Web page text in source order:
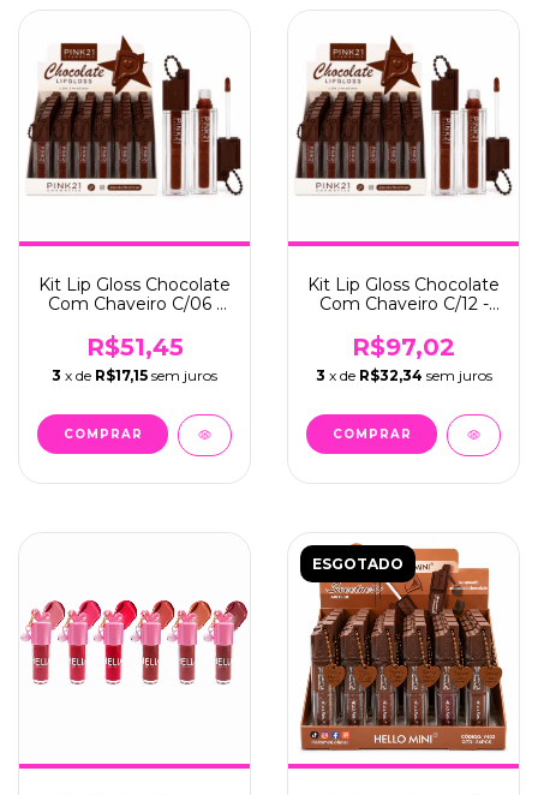
Kit Lip Gloss Chocolate
Com Chaveiro C/06 -
R$51,45
3 x de R$17,15 sem juros
Kit Lip Gloss Chocolate
Com Chaveiro C/12 -
R$97,02
3 x de R$32,34 sem juros
ESGOTADO